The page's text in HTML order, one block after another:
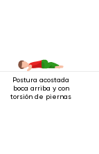
Postura acostada
boca arriba y con
torsión de piernas